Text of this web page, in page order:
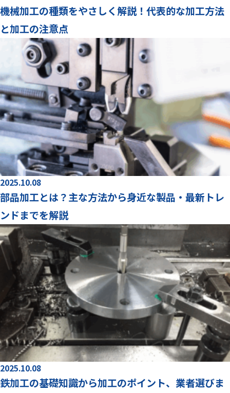
機械加工の種類をやさしく解説！代表的な加工方法
と加工の注意点
2025.10.08
部品加工とは？主な方法から身近な製品・最新トレ
ンドまでを解説
2025.10.08
鉄加工の基礎知識から加工のポイント、業者選びま